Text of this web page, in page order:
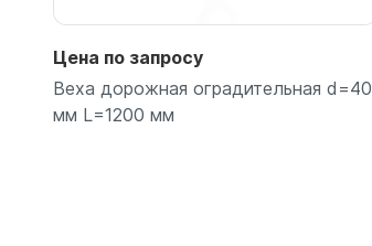
Цена по запросу
Веха дорожная оградительная d=40
мм L=1200 мм